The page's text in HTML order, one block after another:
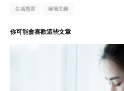
生活態度 極簡主義
你可能會喜歡這些文章